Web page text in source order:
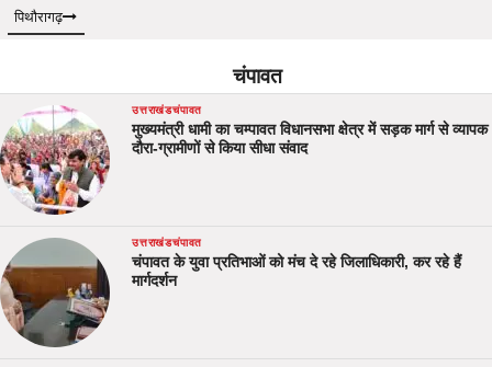
पिथौरागढ़
चंपावत
उत्तराखंडचंपावत
मुख्यमंत्री धामी का चम्पावत विधानसभा क्षेत्र में सड़क मार्ग से व्यापक
दौरा-ग्रामीणों से किया सीधा संवाद
उत्तराखंडचंपावत
चंपावत के युवा प्रतिभाओं को मंच दे रहे जिलाधिकारी, कर रहे हैं
मार्गदर्शन